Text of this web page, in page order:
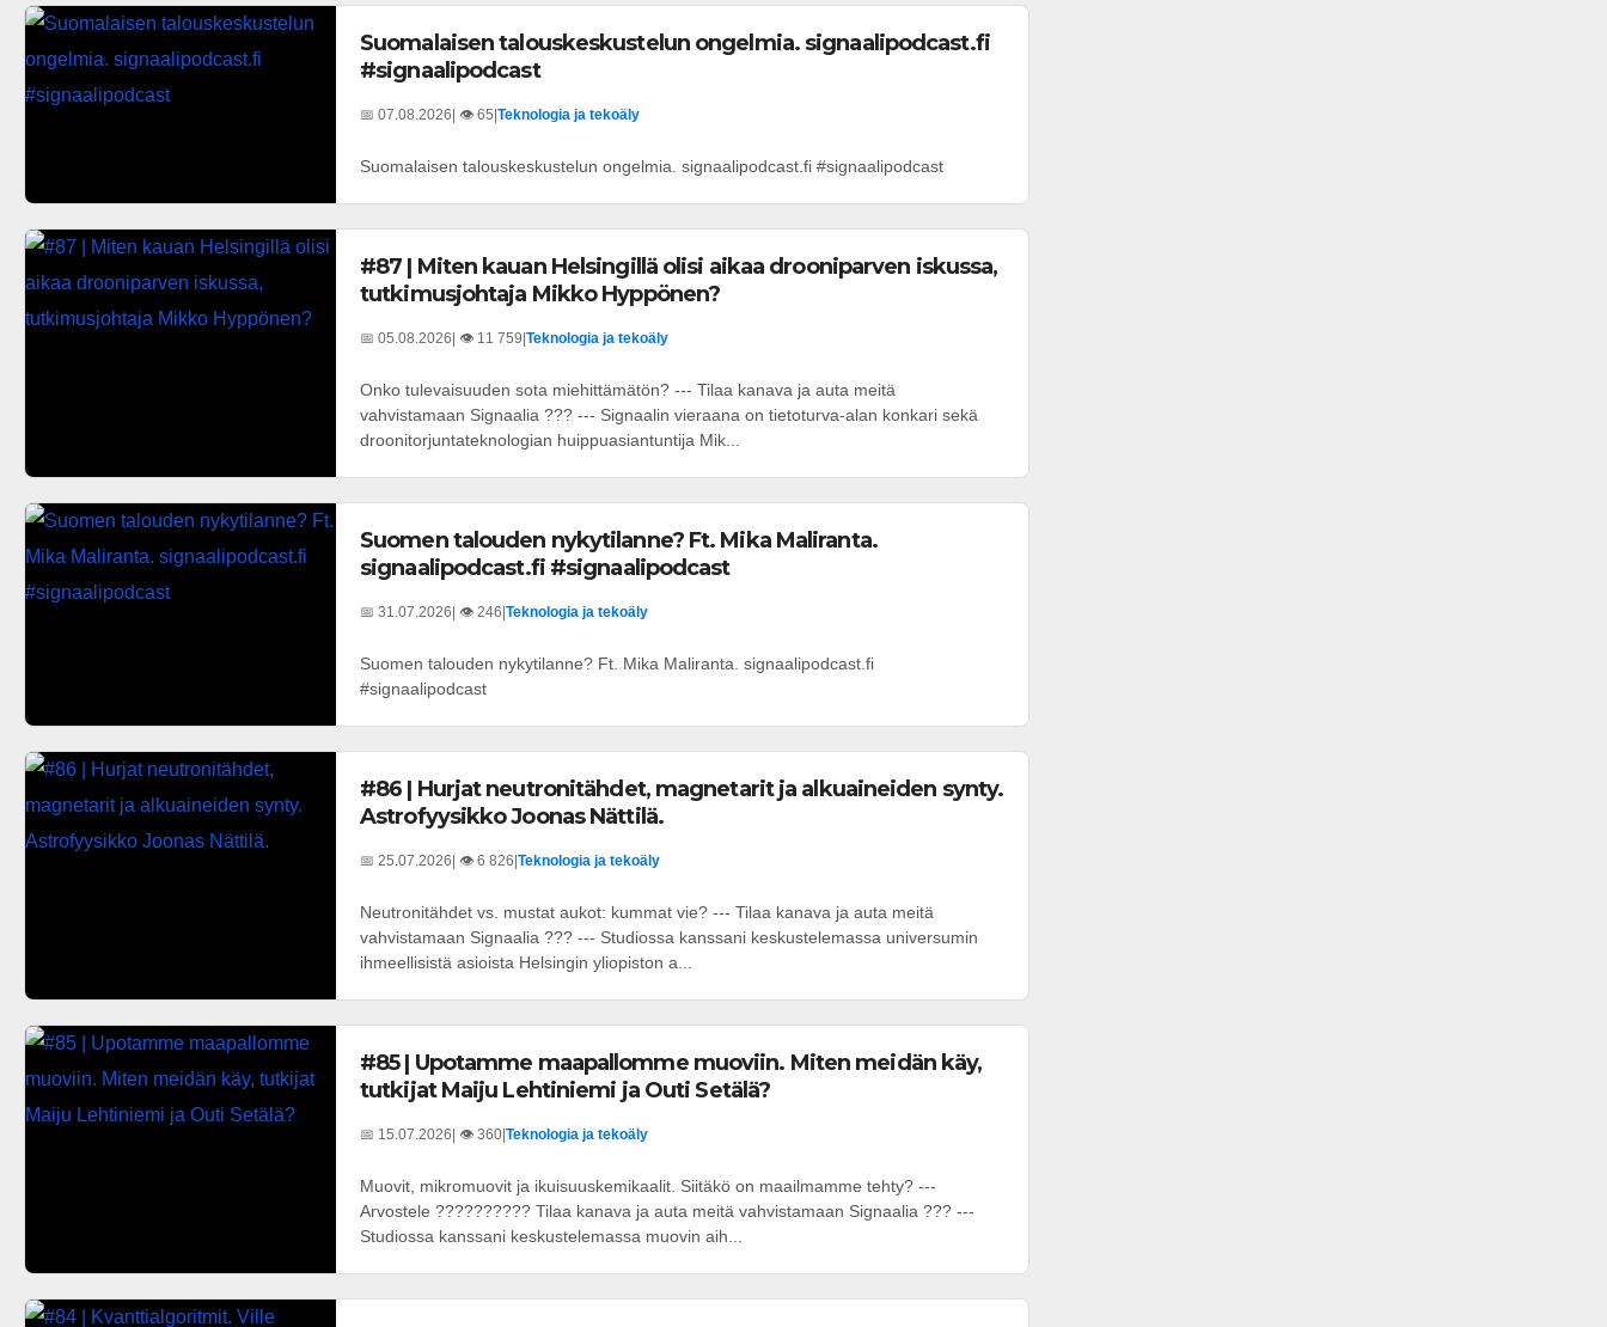
Suomalaisen talouskeskustelun ongelmia. signaalipodcast.fi
#signaalipodcast
📅 07.08.2026 | 👁️ 65 Teknologia ja tekoäly
Suomalaisen talouskeskustelun ongelmia. signaalipodcast.fi #signaalipodcast
#87 | Miten kauan Helsingillä olisi aikaa drooniparven iskussa,
tutkimusjohtaja Mikko Hyppönen?
📅 05.08.2026 | 👁️ 11 759 Teknologia ja tekoäly
Onko tulevaisuuden sota miehittämätön? --- Tilaa kanava ja auta meitä
vahvistamaan Signaalia ??? --- Signaalin vieraana on tietoturva-alan konkari sekä
droonitorjuntateknologian huippuasiantuntija Mik...
Suomen talouden nykytilanne? Ft. Mika Maliranta.
signaalipodcast.fi #signaalipodcast
📅 31.07.2026 | 👁️ 246 Teknologia ja tekoäly
Suomen talouden nykytilanne? Ft. Mika Maliranta. signaalipodcast.fi
#signaalipodcast
#86 | Hurjat neutronitähdet, magnetarit ja alkuaineiden synty.
Astrofyysikko Joonas Nättilä.
📅 25.07.2026 | 👁️ 6 826 Teknologia ja tekoäly
Neutronitähdet vs. mustat aukot: kummat vie? --- Tilaa kanava ja auta meitä
vahvistamaan Signaalia ??? --- Studiossa kanssani keskustelemassa universumin
ihmeellisistä asioista Helsingin yliopiston a...
#85 | Upotamme maapallomme muoviin. Miten meidän käy,
tutkijat Maiju Lehtiniemi ja Outi Setälä?
📅 15.07.2026 | 👁️ 360 Teknologia ja tekoäly
Muovit, mikromuovit ja ikuisuuskemikaalit. Siitäkö on maailmamme tehty? ---
Arvostele ?????????? Tilaa kanava ja auta meitä vahvistamaan Signaalia ??? ---
Studiossa kanssani keskustelemassa muovin aih...